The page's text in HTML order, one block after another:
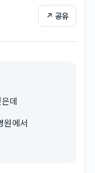
↗ 공유
데
원에서